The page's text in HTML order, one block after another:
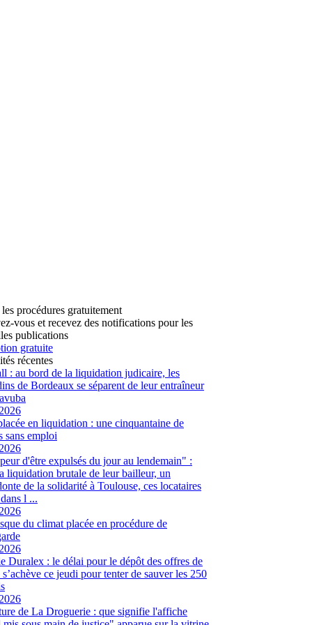
procédures gratuitement
vous et recevez des notifications pour les
publications
gratuite
récentes
: au bord de la liquidation judicaire, les
de Bordeaux se séparent de leur entraîneur
en liquidation : une cinquantaine de
sans emploi
d'être expulsés du jour au lendemain" :
liquidation brutale de leur bailleur, un
de la solidarité à Toulouse, ces locataires
l ...
du climat placée en procédure de
Duralex : le délai pour le dépôt des offres de
s’achève ce jeudi pour tenter de sauver les 250
de La Droguerie : que signifie l'affiche